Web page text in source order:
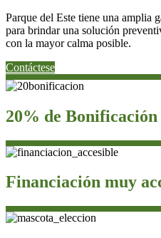
Parque del Este tiene una amplia
para brindar una solución
con la mayor calma posible.
Contáctese
20% de
Financiación muy